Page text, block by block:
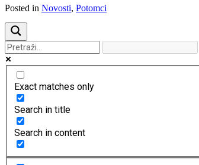
Posted in Novosti, Potomci
Exact matches only
Search in title
Search in content